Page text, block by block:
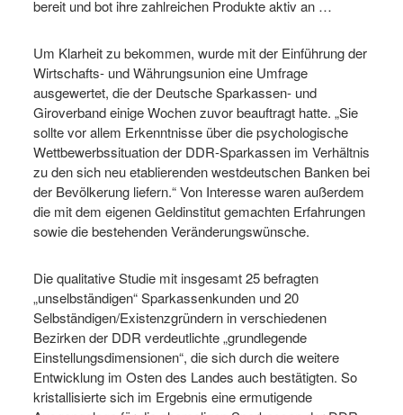
bereit und bot ihre zahlreichen Produkte aktiv an …
Um Klarheit zu bekommen, wurde mit der Einführung der
Wirtschafts- und Währungsunion eine Umfrage
ausgewertet, die der Deutsche Sparkassen- und
Giroverband einige Wochen zuvor beauftragt hatte. „Sie
sollte vor allem Erkenntnisse über die psychologische
Wettbewerbssituation der DDR-Sparkassen im Verhältnis
zu den sich neu etablierenden westdeutschen Banken bei
der Bevölkerung liefern.“ Von Interesse waren außerdem
die mit dem eigenen Geldinstitut gemachten Erfahrungen
sowie die bestehenden Veränderungswünsche.
Die qualitative Studie mit insgesamt 25 befragten
„unselbständigen“ Sparkassenkunden und 20
Selbständigen/Existenzgründern in verschiedenen
Bezirken der DDR verdeutlichte „grundlegende
Einstellungsdimensionen“, die sich durch die weitere
Entwicklung im Osten des Landes auch bestätigten. So
kristallisierte sich im Ergebnis eine ermutigende